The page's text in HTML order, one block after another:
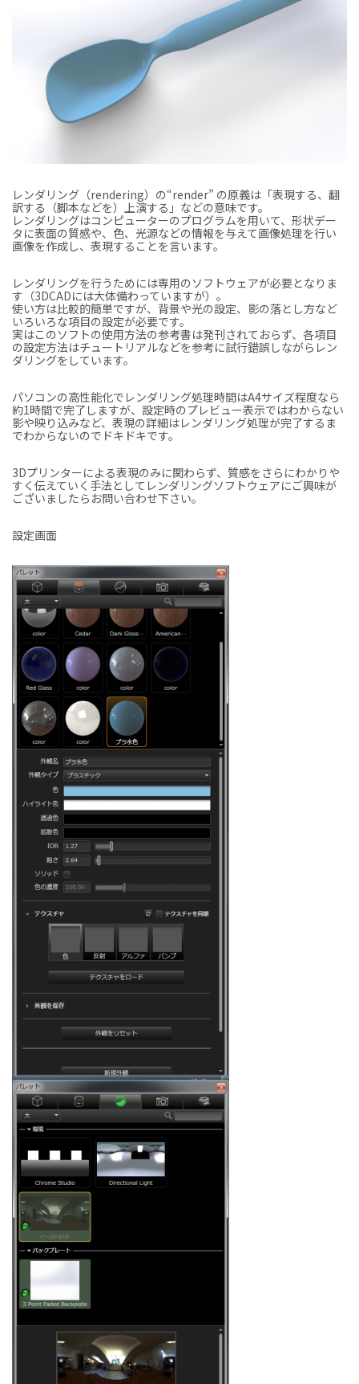
レンダリング（rendering）の“render” の原義は「表現する、翻
訳する（脚本などを）上演する」などの意味です。
レンダリングはコンピューターのプログラムを用いて、形状デー
タに表面の質感や、色、光源などの情報を与えて画像処理を行い
画像を作成し、表現することを言います。
レンダリングを行うためには専用のソフトウェアが必要となりま
す（3DCADには大体備わっていますが）。
使い方は比較的簡単ですが、背景や光の設定、影の落とし方など
いろいろな項目の設定が必要です。
実はこのソフトの使用方法の参考書は発刊されておらず、各項目
の設定方法はチュートリアルなどを参考に試行錯誤しながらレン
ダリングをしています。
パソコンの高性能化でレンダリング処理時間はA4サイズ程度なら
約1時間で完了しますが、設定時のプレビュー表示ではわからない
影や映り込みなど、表現の詳細はレンダリング処理が完了するま
でわからないのでドキドキです。
3Dプリンターによる表現のみに関わらず、質感をさらにわかりや
すく伝えていく手法としてレンダリングソフトウェアにご興味が
ございましたらお問い合わせ下さい。
設定画面